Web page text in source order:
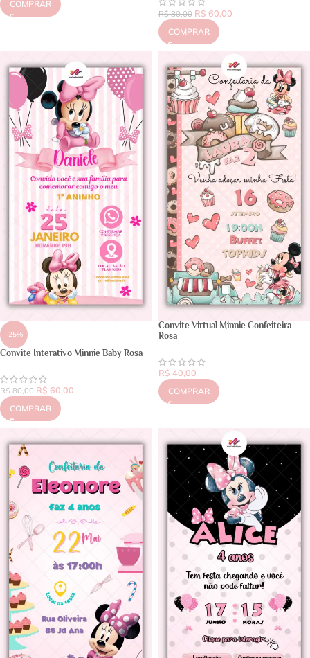
COMPRAR
R$80,00 R$ 60,00
COMPRAR
-25%
Convite Interativo Minnie Baby Rosa
R$80,00 R$ 60,00
COMPRAR
Convite Virtual Minnie Confeiteira
Rosa
R$ 40,00
COMPRAR